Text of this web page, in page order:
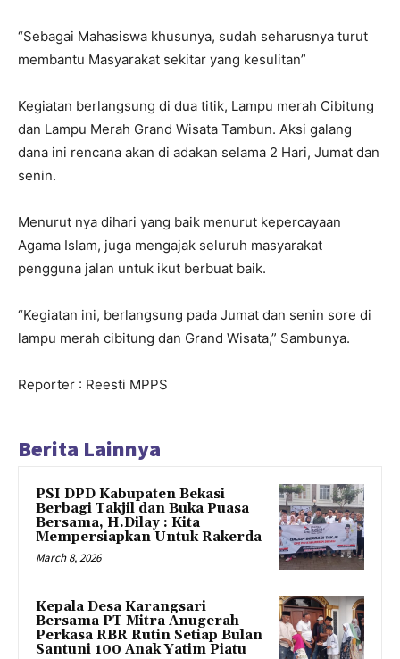
“Sebagai Mahasiswa khusunya, sudah seharusnya turut
membantu Masyarakat sekitar yang kesulitan”
Kegiatan berlangsung di dua titik, Lampu merah Cibitung
dan Lampu Merah Grand Wisata Tambun. Aksi galang
dana ini rencana akan di adakan selama 2 Hari, Jumat dan
senin.
Menurut nya dihari yang baik menurut kepercayaan
Agama Islam, juga mengajak seluruh masyarakat
pengguna jalan untuk ikut berbuat baik.
“Kegiatan ini, berlangsung pada Jumat dan senin sore di
lampu merah cibitung dan Grand Wisata,” Sambunya.
Reporter : Reesti MPPS
Berita Lainnya
PSI DPD Kabupaten Bekasi
Berbagi Takjil dan Buka Puasa
Bersama, H.Dilay : Kita
Mempersiapkan Untuk Rakerda
March 8, 2026
Kepala Desa Karangsari
Bersama PT Mitra Anugerah
Perkasa RBR Rutin Setiap Bulan
Santuni 100 Anak Yatim Piatu